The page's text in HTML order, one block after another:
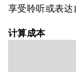
享受聆听或表达
计算成本